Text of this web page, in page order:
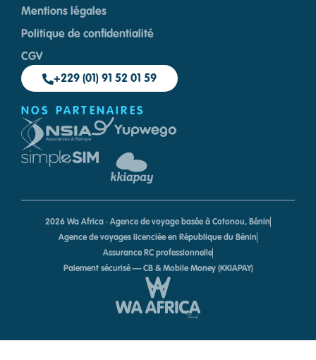
Mentions légales
Politique de confidentialité
CGV
+229 (01) 91 52 01 59
NOS PARTENAIRES
2026 Wa Africa · Agence de voyage basée à Cotonou, Bénin
Agence de voyages licenciée en République du Bénin
Assurance RC professionnelle
Paiement sécurisé — CB & Mobile Money (KKIAPAY)